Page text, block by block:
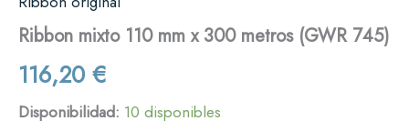
Ribbon mixto 110 mm x 300 metros (GWR 745)
116,20 €
Disponibilidad: 10 disponibles